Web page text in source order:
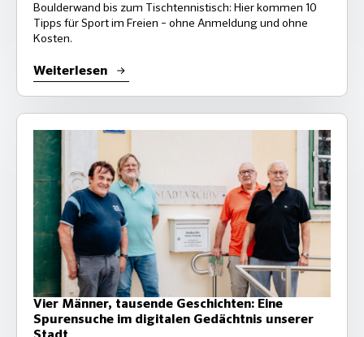
Boulderwand bis zum Tischtennistisch: Hier kommen 10
Tipps für Sport im Freien – ohne Anmeldung und ohne
Kosten.
Weiterlesen
Vier Männer, tausende Geschichten: Eine
Spurensuche im digitalen Gedächtnis unserer